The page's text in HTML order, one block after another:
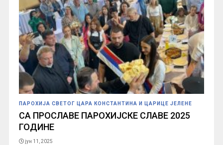
ПАРОХИЈА СВЕТОГ ЦАРА КОНСТАНТИНА И ЦАРИЦЕ ЈЕЛЕНЕ
СА ПРОСЛАВЕ ПАРОХИЈСКЕ СЛАВЕ 2025
ГОДИНЕ
јун 11, 2025